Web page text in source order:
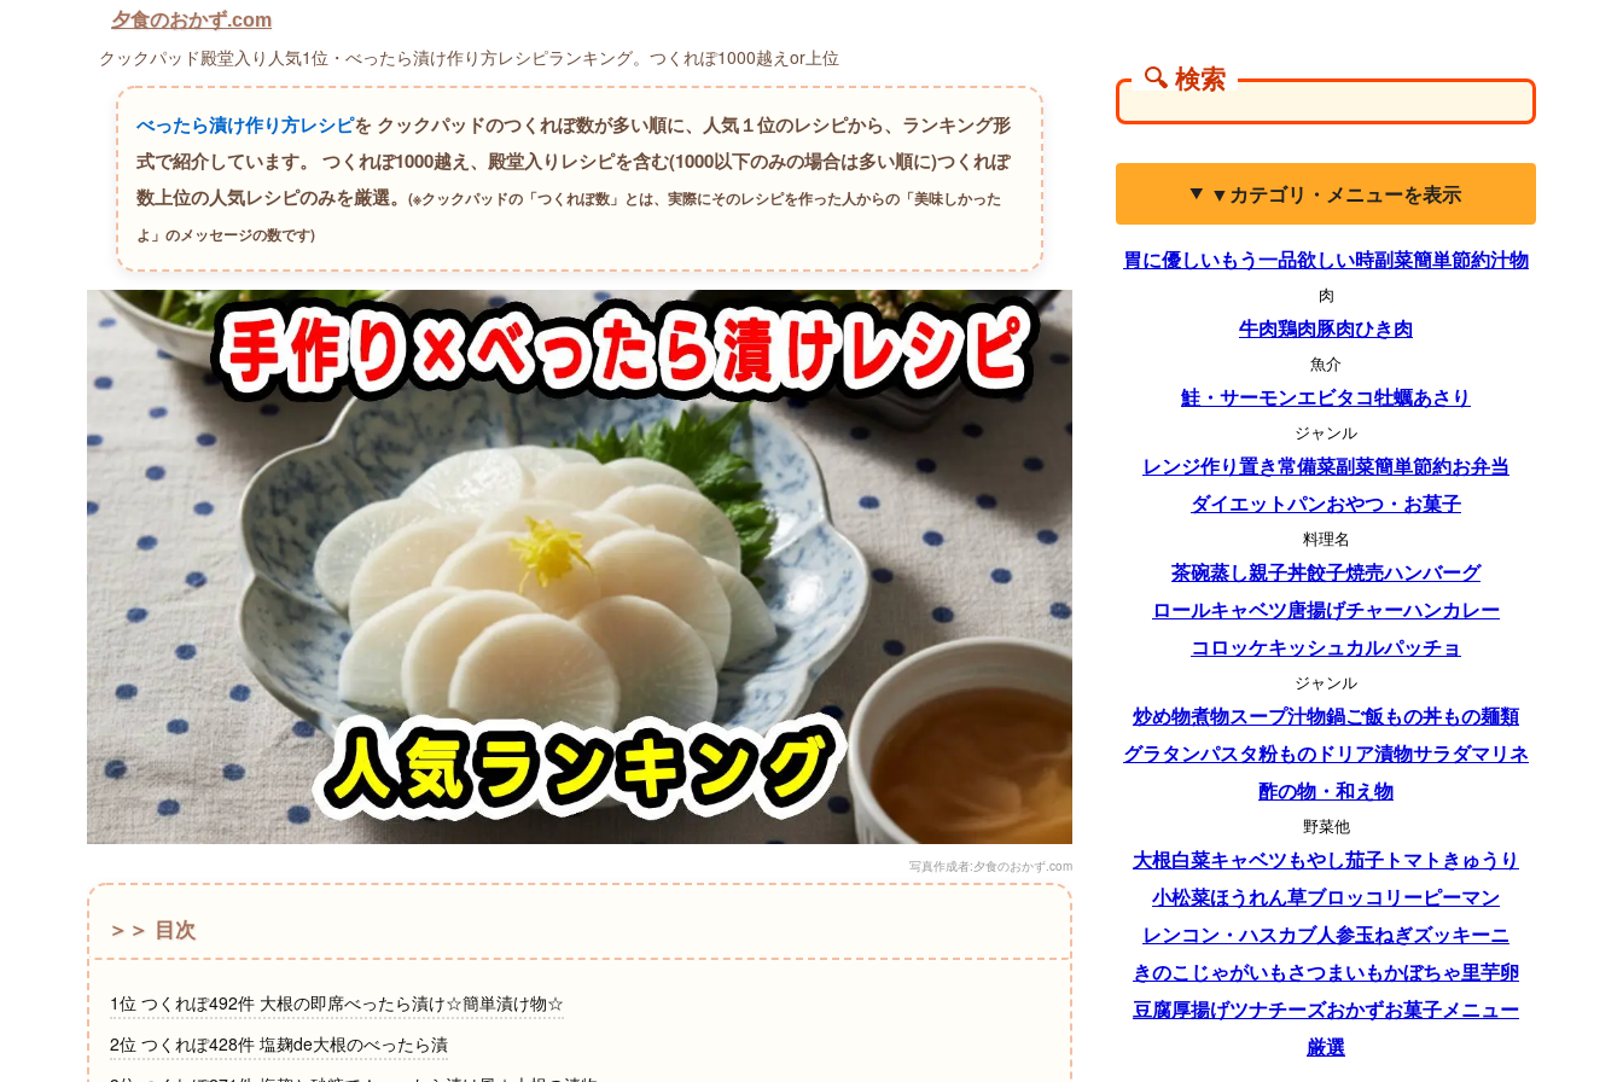
夕食のおかず.com
クックパッド殿堂入り人気1位・べったら漬け作り方レシピランキング。つくれぽ1000越えor上位
べったら漬け作り方レシピを クックパッドのつくれぽ数が多い順に、人気１位のレシピから、ランキング形
式で紹介しています。 つくれぽ1000越え、殿堂入りレシピを含む(1000以下のみの場合は多い順に)つくれぽ
数上位の人気レシピのみを厳選。 (※クックパッドの「つくれぽ数」とは、実際にそのレシピを作った人からの「美味しかった
よ」のメッセージの数です)
写真作成者:夕食のおかず.com
＞＞ 目次
1位 つくれぽ492件 大根の即席べったら漬け☆簡単漬け物☆
2位 つくれぽ428件 塩麹de大根のべったら漬
🔍 検索
▼カテゴリ・メニューを表示
胃に優しいもう一品欲しい時副菜簡単節約汁物
肉
牛肉鶏肉豚肉ひき肉
魚介
鮭・サーモンエビタコ牡蠣あさり
ジャンル
レンジ作り置き常備菜副菜簡単節約お弁当
ダイエットパンおやつ・お菓子
料理名
茶碗蒸し親子丼餃子焼売ハンバーグ
ロールキャベツ唐揚げチャーハンカレー
コロッケキッシュカルパッチョ
ジャンル
炒め物煮物スープ汁物鍋ご飯もの丼もの麺類
グラタンパスタ粉もの ドリア漬物サラダマリネ
酢の物・和え物
野菜他
大根白菜キャベツもやし茄子 トマト きゅうり
小松菜ほうれん草ブロッコリーピーマン
レンコン・ハスカブ人参玉ねぎズッキーニ
きのこ じゃがいもさつまいもかぼちゃ里芋卵
豆腐厚揚げツナチーズおかずお菓子メニュー
厳選